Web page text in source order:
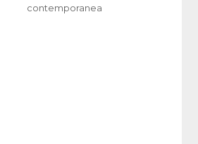
contemporanea